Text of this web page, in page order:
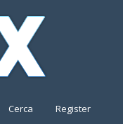
Cerca Register